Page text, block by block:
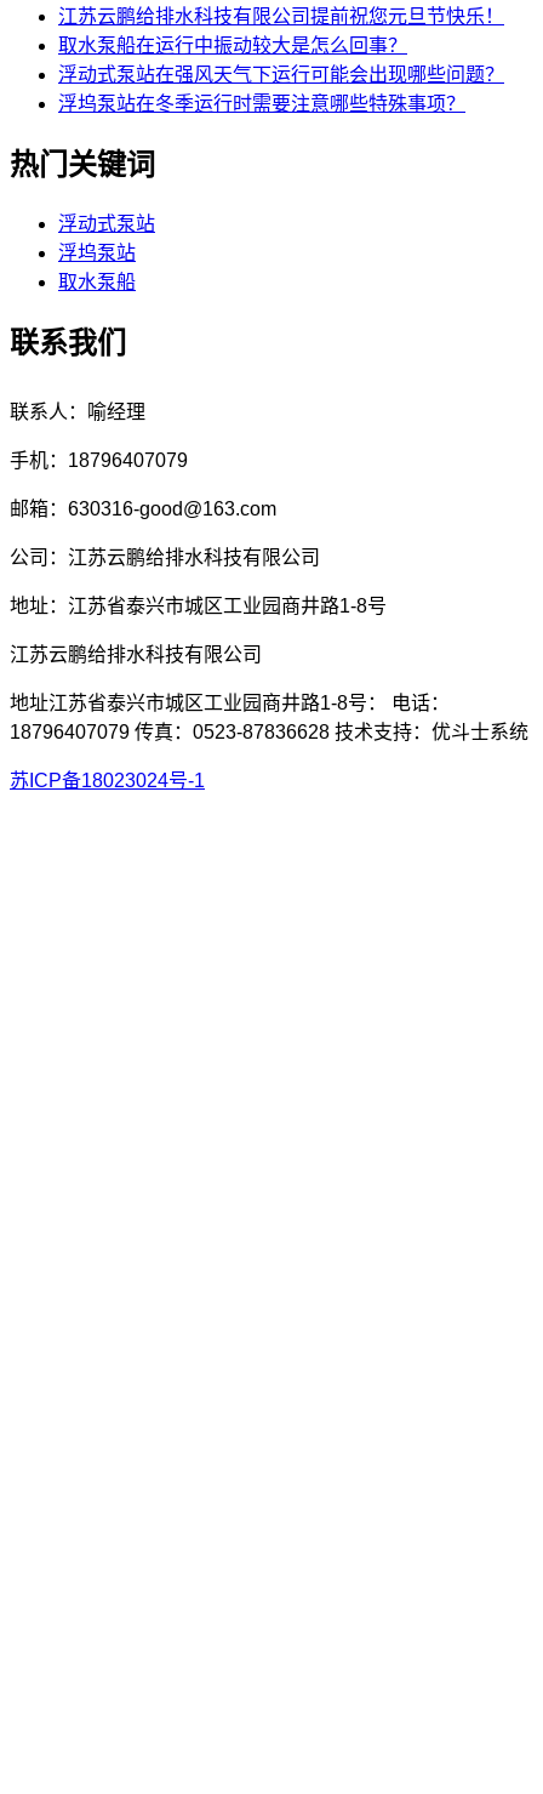
江苏云鹏给排水科技有限公司提前祝您元旦节快乐！
取水泵船在运行中振动较大是怎么回事？
浮动式泵站在强风天气下运行可能会出现哪些问题？
浮坞泵站在冬季运行时需要注意哪些特殊事项？
热门关键词
浮动式泵站
浮坞泵站
取水泵船
联系我们
联系人：喻经理
手机：18796407079
邮箱：630316-good@163.com
公司：江苏云鹏给排水科技有限公司
地址：江苏省泰兴市城区工业园商井路1-8号
江苏云鹏给排水科技有限公司
地址江苏省泰兴市城区工业园商井路1-8号： 电话：
18796407079 传真：0523-87836628 技术支持：优斗士系统
苏ICP备18023024号-1